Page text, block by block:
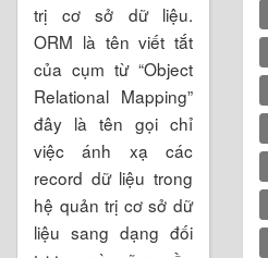
trị cơ sở dữ liệu.
ORM là tên viết tắt
của cụm từ “Object
Relational Mapping”
đây là tên gọi chỉ
việc ánh xạ các
record dữ liệu trong
hệ quản trị cơ sở dữ
liệu sang dạng đối